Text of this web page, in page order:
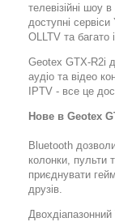
телевізійні шоу
доступні
OLLTV та багато
Geotex GTX-R2i
аудіо та відео
IPTV - все це
Нове в Geotex
Bluetooth
колонки, пульти
приєднувати
друзів.